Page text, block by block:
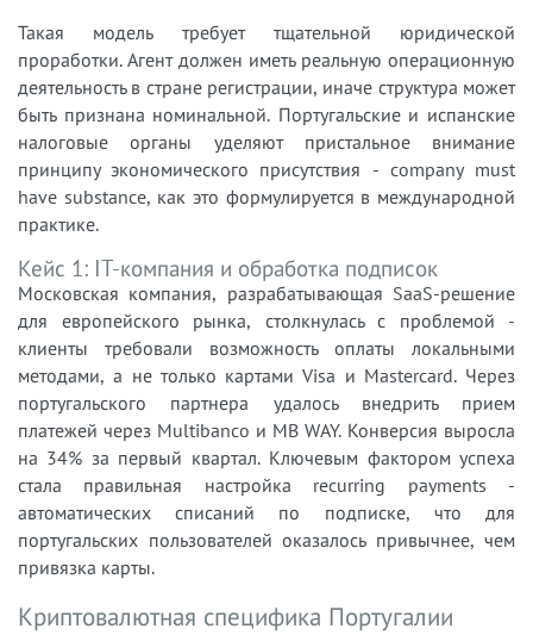
Такая модель требует тщательной юридической
проработки. Агент должен иметь реальную операционную
деятельность в стране регистрации, иначе структура может
быть признана номинальной. Португальские и испанские
налоговые органы уделяют пристальное внимание
принципу экономического присутствия - company must
have substance, как это формулируется в международной
практике.
Кейс 1: IT-компания и обработка подписок
Московская компания, разрабатывающая SaaS-решение
для европейского рынка, столкнулась с проблемой -
клиенты требовали возможность оплаты локальными
методами, а не только картами Visa и Mastercard. Через
португальского партнера удалось внедрить прием
платежей через Multibanco и MB WAY. Конверсия выросла
на 34% за первый квартал. Ключевым фактором успеха
стала правильная настройка recurring payments -
автоматических списаний по подписке, что для
португальских пользователей оказалось привычнее, чем
привязка карты.
Криптовалютная специфика Португалии